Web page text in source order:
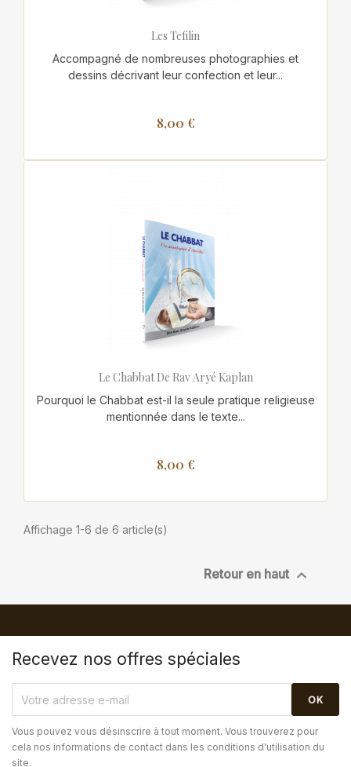
Les Tefilin
Accompagné de nombreuses photographies et
dessins décrivant leur confection et leur...
8,00 €
Le Chabbat De Rav Aryé Kaplan
Pourquoi le Chabbat est-il la seule pratique religieuse
mentionnée dans le texte...
8,00 €
Affichage 1-6 de 6 article(s)
Retour en haut 
Recevez nos offres spéciales
Vous pouvez vous désinscrire à tout moment. Vous trouverez pour
cela nos informations de contact dans les conditions d'utilisation du
site.